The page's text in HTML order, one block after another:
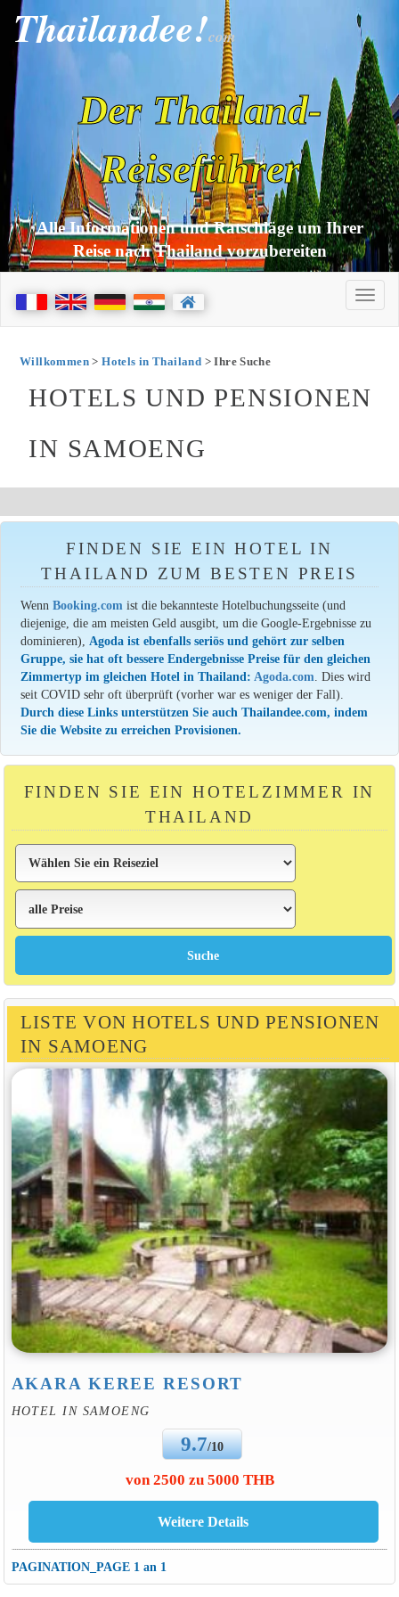
Thailandee!com
Der Thailand-
Reiseführer
Alle Informationen und Ratschläge um Ihrer
Reise nach Thailand vorzubereiten
Willkommen>Hotels in Thailand > Ihre Suche
HOTELS UND PENSIONEN
IN SAMOENG
FINDEN SIE EIN HOTEL IN
THAILAND ZUM BESTEN PREIS
WennBooking.comist die bekannteste Hotelbuchungsseite (und
diejenige, die am meisten Geld ausgibt, um die Google-Ergebnisse zu
dominieren),Agoda ist ebenfalls seriös und gehört zur selben
Gruppe, sie hat oft bessere Endergebnisse Preise für den gleichen
Zimmertyp im gleichen Hotel in Thailand:Agoda.com. Dies wird
seit COVID sehr oft überprüft (vorher war es weniger der Fall).
Durch diese Links unterstützen Sie auch Thailandee.com, indem
Sie die Website zu erreichen Provisionen.
FINDEN SIE EIN HOTELZIMMER IN
THAILAND
LISTE VON HOTELS UND PENSIONEN
IN SAMOENG
AKARA KEREE RESORT
HOTEL IN SAMOENG
9.7/10
von 2500 zu 5000 THB
PAGINATION_PAGE 1 an 1